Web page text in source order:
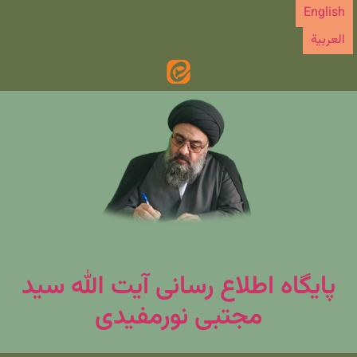
پرش
محتوا
English
العربیة
پایگاه اطلاع رسانی آیت الله سید
مجتبی نورمفیدی